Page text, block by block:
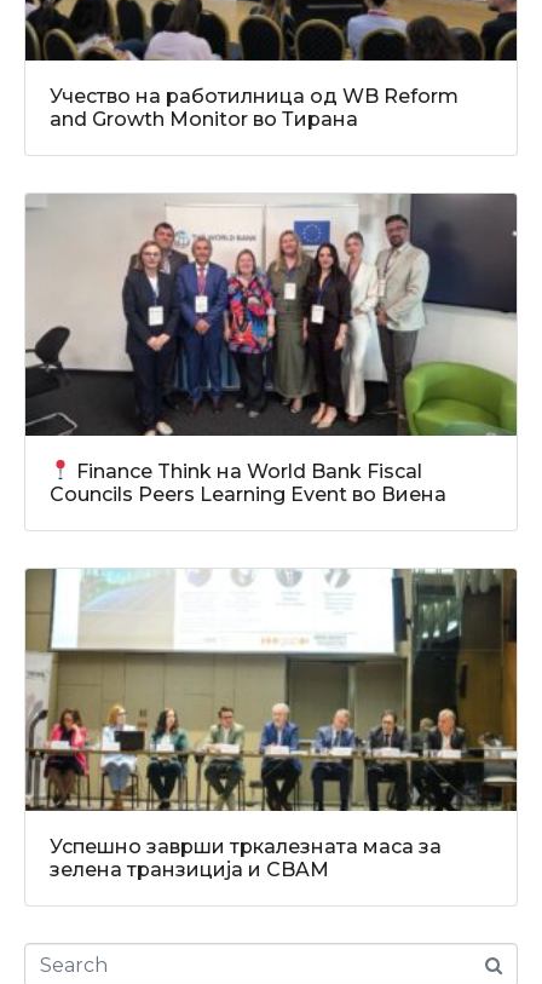
Учество на работилница од WB Reform
and Growth Monitor во Тирана
Finance Think на World Bank Fiscal
Councils Peers Learning Event во Виена
Успешно заврши тркалезната маса за
зелена транзиција и CBAM